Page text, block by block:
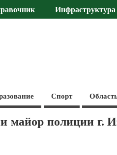
Инфраструктура
Спорт
майор полиции г.